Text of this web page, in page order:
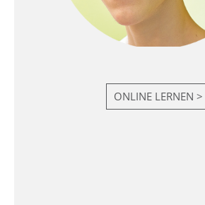
ONLINE LERNEN >